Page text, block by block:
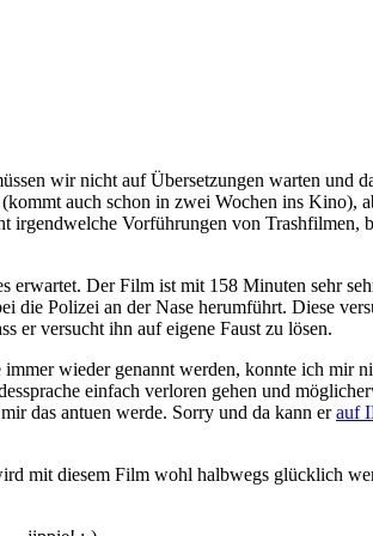
wir nicht auf Übersetzungen warten und
auch schon in zwei Wochen ins Kino),
irgendwelche Vorführungen von Trashfilmen,
erwartet. Der Film ist mit 158 Minuten sehr
die Polizei an der Nase herumführt. Diese
er versucht ihn auf eigene Faust zu lösen.
wieder genannt werden, konnte ich mir
einfach verloren gehen und
das antuen werde. Sorry und da kann erauf
mit diesem Film wohl halbwegs glücklich